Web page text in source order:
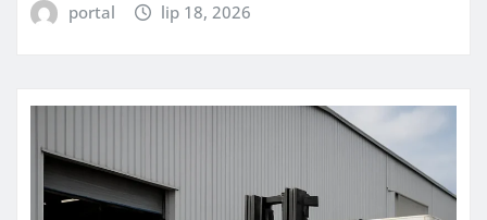
portal lip 18, 2026